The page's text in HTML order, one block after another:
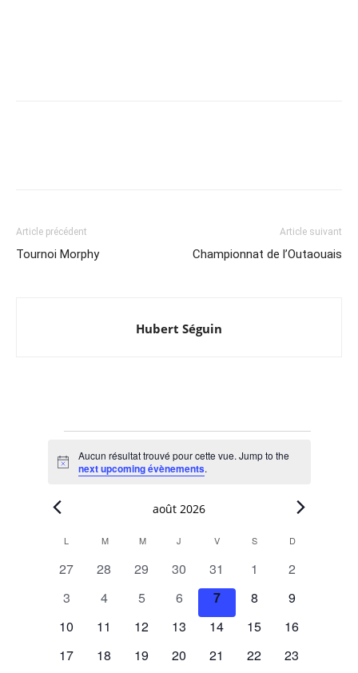
Article précédent
Tournoi Morphy
Article suivant
Championnat de l’Outaouais
Hubert Séguin
Évènements
Notice
Aucun résultat trouvé pour cette vue. Jump to the
next upcoming évènements.
août 2026
Calendar
of
Évènements
L MMARDI MMERCREDI
J VVENDREDI
SSAMEDI DDIMANCHE
0
27
0
28
0
évènements
29
0
évènements
30
0
évènements
31
0
1
0
2
0
3
0
4
0
évènements
5
0
évènements
6
0
évènements
7
0
8
0
9
0
10
0
11
0
12
0
13
0
14
0
15
0
16
0
17
0
18
0
19
0
20
0
21
0
22
0
23